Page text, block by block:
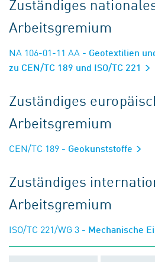
Zuständiges
Arbeitsgremium
NA 106-01-11 AA - Geotextilien
zu CEN/TC 189 und ISO/TC 221
Zuständiges
Arbeitsgremium
CEN/TC 189 - Geokunststoffe
Zuständiges
Arbeitsgremium
ISO/TC 221/WG 3 - Mechanische